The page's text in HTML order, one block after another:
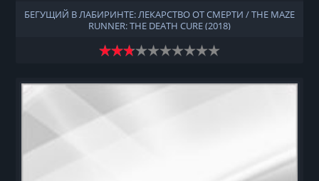
БЕГУЩИЙ В ЛАБИРИНТЕ: ЛЕКАРСТВО ОТ СМЕРТИ / THE MAZE
RUNNER: THE DEATH CURE (2018)